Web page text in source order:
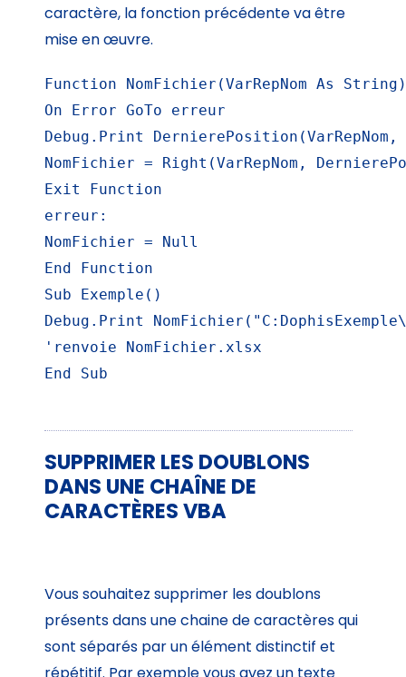
caractère, la fonction précédente va être
mise en œuvre.
Function NomFichier(VarRepNom As
On Error GoTo erreur
Debug.Print
NomFichier = Right(VarRepNom,
Exit Function
erreur:
NomFichier = Null
End Function
Sub Exemple()
Debug.Print
'renvoie NomFichier.xlsx
End Sub
SUPPRIMER LES DOUBLONS
DANS UNE CHAÎNE DE
CARACTÈRES VBA
Vous souhaitez supprimer les doublons
présents dans une chaine de caractères qui
sont séparés par un élément distinctif et
répétitif. Par exemple vous avez un texte